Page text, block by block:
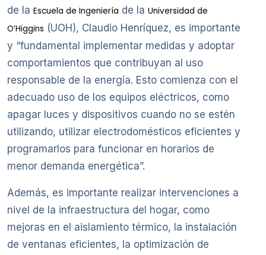
de la Escuela de Ingeniería de la Universidad de
O’Higgins (UOH), Claudio Henríquez, es importante
y “fundamental implementar medidas y adoptar
comportamientos que contribuyan al uso
responsable de la energía. Esto comienza con el
adecuado uso de los equipos eléctricos, como
apagar luces y dispositivos cuando no se estén
utilizando, utilizar electrodomésticos eficientes y
programarlos para funcionar en horarios de
menor demanda energética”.
Además, es importante realizar intervenciones a
nivel de la infraestructura del hogar, como
mejoras en el aislamiento térmico, la instalación
de ventanas eficientes, la optimización de